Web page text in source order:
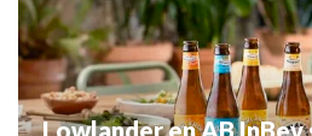
Lowlander en AB InBev